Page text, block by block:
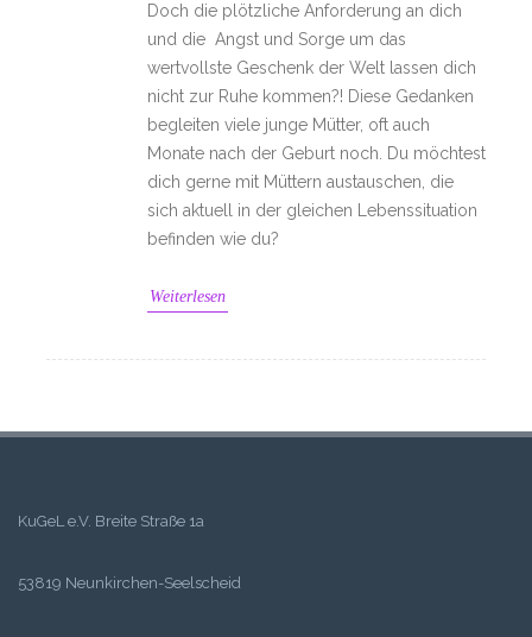
Doch die plötzliche Anforderung an dich
und die Angst und Sorge um das
wertvollste Geschenk der Welt lassen dich
nicht zur Ruhe kommen?! Diese Gedanken
begleiten viele junge Mütter, oft auch
Monate nach der Geburt noch. Du möchtest
dich gerne mit Müttern austauschen, die
sich aktuell in der gleichen Lebenssituation
befinden wie du?
Weiterlesen
KuGeL e.V. Breite Straße 1a
53819 Neunkirchen-Seelscheid